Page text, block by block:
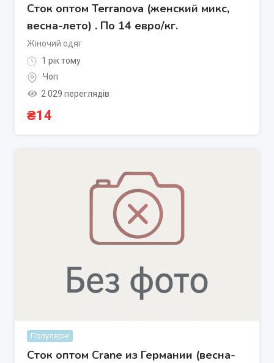
Сток оптом Terranova (женский микс,
весна-лето) . По 14 евро/кг.
Жіночий одяг
1 рік тому
Чоп
2 029 переглядів
₴14
Популярні
Сток оптом Crane из Германии (весна-